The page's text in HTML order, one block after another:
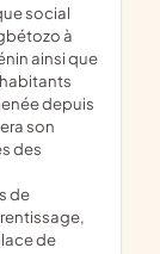
à
ainsi que
depuis
son
des
de
de